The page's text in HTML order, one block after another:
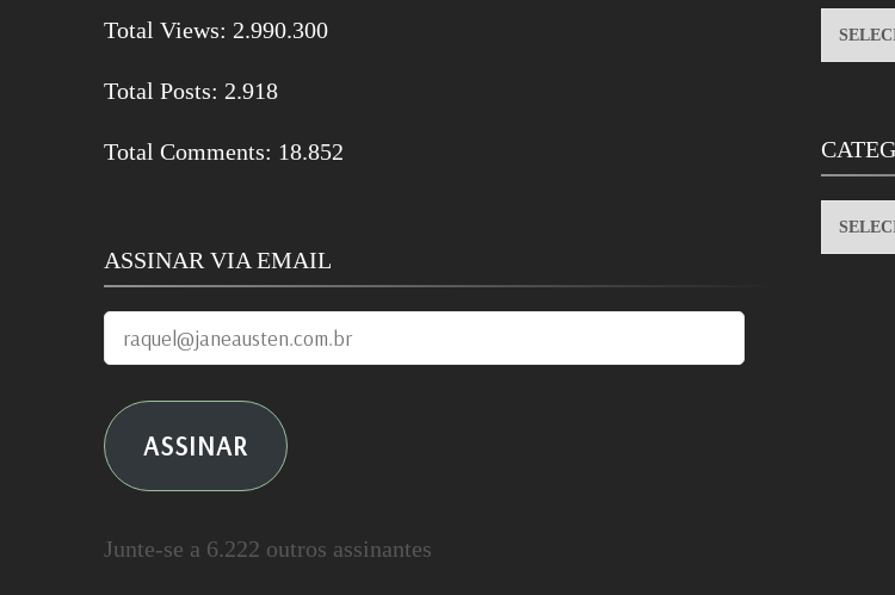
Total Views: 2.990.300
Total Posts: 2.918
Total Comments: 18.852
ASSINAR VIA EMAIL
raquel@janeausten.com.br
ASSINAR
Junte-se a 6.222 outros assinantes